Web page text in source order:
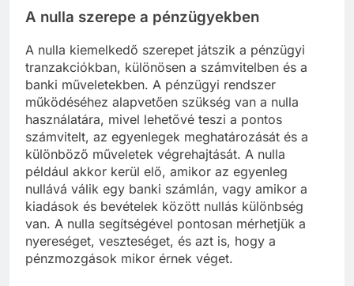
A nulla szerepe a pénzügyekben
A nulla kiemelkedő szerepet játszik a pénzügyi
tranzakciókban, különösen a számvitelben és a
banki műveletekben. A pénzügyi rendszer
működéséhez alapvetően szükség van a nulla
használatára, mivel lehetővé teszi a pontos
számvitelt, az egyenlegek meghatározását és a
különböző műveletek végrehajtását. A nulla
például akkor kerül elő, amikor az egyenleg
nullává válik egy banki számlán, vagy amikor a
kiadások és bevételek között nullás különbség
van. A nulla segítségével pontosan mérhetjük a
nyereséget, veszteséget, és azt is, hogy a
pénzmozgások mikor érnek véget.